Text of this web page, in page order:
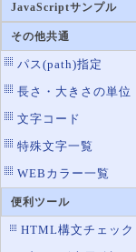
JavaScriptサンプル
その他共通
パス(path)指定
長さ・大きさの単位
文字コード
特殊文字一覧
WEBカラー一覧
便利ツール
HTML構文チェック